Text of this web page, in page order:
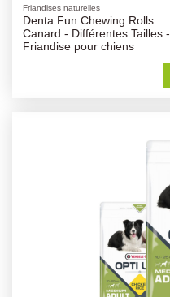
Friandises naturelles
Denta Fun Chewing Rolls
Canard - Différentes Tailles -
Friandise pour chiens